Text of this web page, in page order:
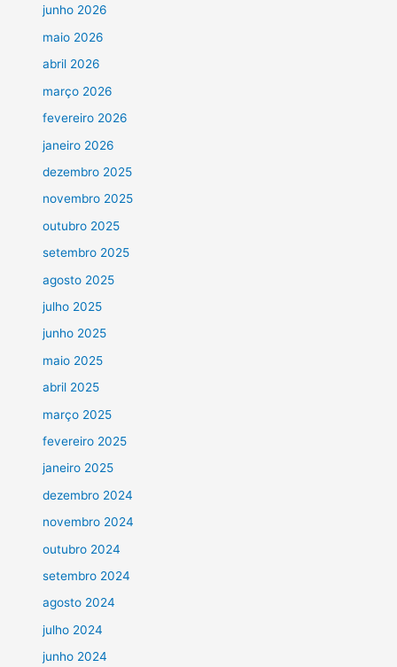
junho 2026
maio 2026
abril 2026
março 2026
fevereiro 2026
janeiro 2026
dezembro 2025
novembro 2025
outubro 2025
setembro 2025
agosto 2025
julho 2025
junho 2025
maio 2025
abril 2025
março 2025
fevereiro 2025
janeiro 2025
dezembro 2024
novembro 2024
outubro 2024
setembro 2024
agosto 2024
julho 2024
junho 2024